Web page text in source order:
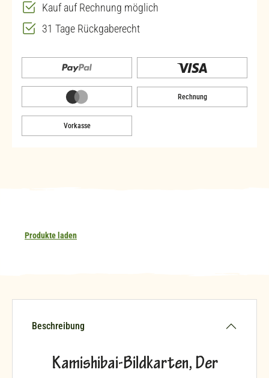
Kauf auf Rechnung möglich
31 Tage Rückgaberecht
Rechnung
Vorkasse
Produkte laden
Beschreibung
Kamishibai-Bildkarten, Der